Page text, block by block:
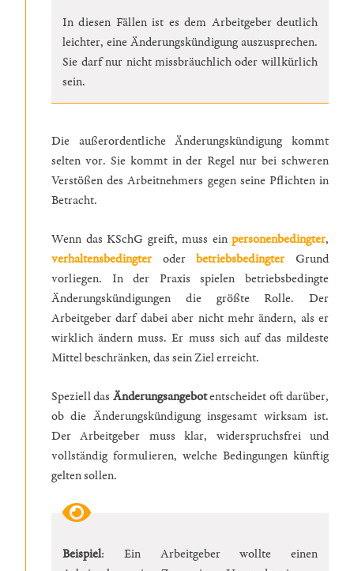
In diesen Fällen ist es dem Arbeitgeber deutlich
leichter, eine Änderungskündigung auszusprechen.
Sie darf nur nicht missbräuchlich oder willkürlich
sein.
Die außerordentliche Änderungskündigung kommt
selten vor. Sie kommt in der Regel nur bei schweren
Verstößen des Arbeitnehmers gegen seine Pflichten in
Betracht.
Wenn das KSchG greift, muss ein personenbedingter,
verhaltensbedingter oderbetriebsbedingter Grund
vorliegen. In der Praxis spielen betriebsbedingte
Änderungskündigungen die größte Rolle. Der
Arbeitgeber darf dabei aber nicht mehr ändern, als er
wirklich ändern muss. Er muss sich auf das mildeste
Mittel beschränken, das sein Ziel erreicht.
Speziell das Änderungsangebotentscheidet oft darüber,
ob die Änderungskündigung insgesamt wirksam ist.
Der Arbeitgeber muss klar, widerspruchsfrei und
vollständig formulieren, welche Bedingungen künftig
gelten sollen.
Beispiel: Ein Arbeitgeber wollte einen